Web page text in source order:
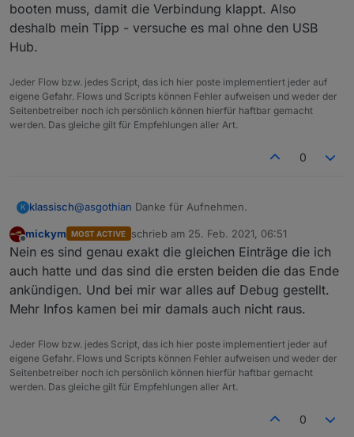
booten muss, damit die Verbindung klappt. Also
deshalb mein Tipp - versuche es mal ohne den USB
Hub.
Jeder Flow bzw. jedes Script, das ich hier poste implementiert jeder auf
eigene Gefahr. Flows und Scripts können Fehler aufweisen und weder der
Seitenbetreiber noch ich persönlich können hierfür haftbar gemacht
werden. Das gleiche gilt für Empfehlungen aller Art.
0
K klassisch@asgothian Danke für Aufnehmen.
Der letzte "Zigbee" Eintrag im log von gestern war
Das ist ja der bekannte Fehler mit der falschen
Bedatung der Komponenten
die um 00:58.08 von obigem log-Eintrag
Oder habe ich was übersehen, was falsch
verstanden? soll ich nach anderen Stichwörtern
suchen?
USB-Konfguration (die ser2lan Konfig lasse ich ma
Offline
mickym MOST ACTIVE schrieb am 25. Feb. 2021, 06:51
zuletzt editiert von
Nein es sind genau exakt die gleichen Einträge die ich
auch hatte und das sind die ersten beiden die das Ende
ankündigen. Und bei mir war alles auf Debug gestellt.
Mehr Infos kamen bei mir damals auch nicht raus.
Jeder Flow bzw. jedes Script, das ich hier poste implementiert jeder auf
eigene Gefahr. Flows und Scripts können Fehler aufweisen und weder der
Seitenbetreiber noch ich persönlich können hierfür haftbar gemacht
werden. Das gleiche gilt für Empfehlungen aller Art.
0